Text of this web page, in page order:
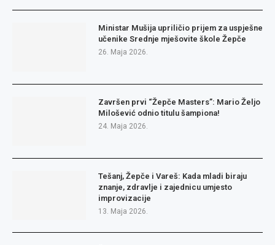
Ministar Mušija upriličio prijem za uspješne
učenike Srednje mješovite škole Žepče
26. Maja 2026.
Završen prvi “Žepče Masters”: Mario Željo
Milošević odnio titulu šampiona!
24. Maja 2026.
Tešanj, Žepče i Vareš: Kada mladi biraju
znanje, zdravlje i zajednicu umjesto
improvizacije
13. Maja 2026.